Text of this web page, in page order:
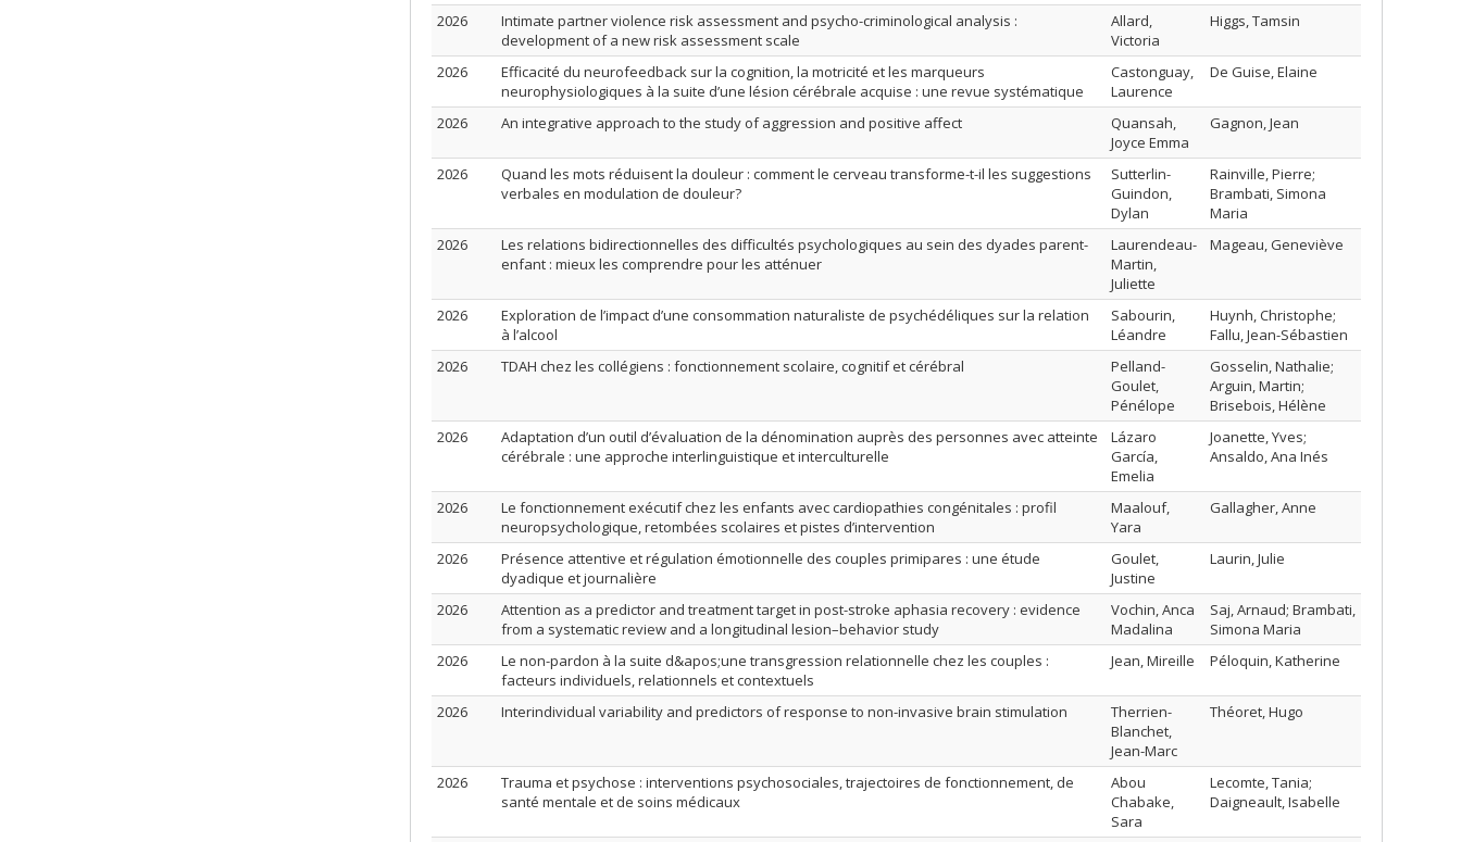
2026
Intimate partner violence risk assessment and psycho-criminological analysis :
development of a new risk assessment scale
Allard,
Victoria
Higgs, Tamsin
2026
Efficacité du neurofeedback sur la cognition, la motricité et les marqueurs
neurophysiologiques à la suite d’une lésion cérébrale acquise : une revue systématique
Castonguay,
Laurence
De Guise, Elaine
2026 An integrative approach to the study of aggression and positive affect
Quansah,
Joyce Emma
Gagnon, Jean
2026
Quand les mots réduisent la douleur : comment le cerveau transforme-t-il les suggestions
verbales en modulation de douleur?
Sutterlin-
Guindon,
Dylan
Rainville, Pierre;
Brambati, Simona
Maria
2026
Les relations bidirectionnelles des difficultés psychologiques au sein des dyades parent-
enfant : mieux les comprendre pour les atténuer
Laurendeau-
Martin,
Juliette
Mageau, Geneviève
2026
Exploration de l’impact d’une consommation naturaliste de psychédéliques sur la relation
à l’alcool
Sabourin,
Léandre
Huynh, Christophe;
Fallu, Jean-Sébastien
2026
TDAH chez les collégiens : fonctionnement scolaire, cognitif et cérébral
Pelland-
Goulet,
Pénélope
Gosselin, Nathalie;
Arguin, Martin;
Brisebois, Hélène
2026
Adaptation d’un outil d’évaluation de la dénomination auprès des personnes avec atteinte
cérébrale : une approche interlinguistique et interculturelle
Lázaro
García,
Emelia
Joanette, Yves;
Ansaldo, Ana Inés
2026
Le fonctionnement exécutif chez les enfants avec cardiopathies congénitales : profil
neuropsychologique, retombées scolaires et pistes d’intervention
Maalouf,
Yara
Gallagher, Anne
2026
Présence attentive et régulation émotionnelle des couples primipares : une étude
dyadique et journalière
Goulet,
Justine
Laurin, Julie
2026
Attention as a predictor and treatment target in post-stroke aphasia recovery : evidence
from a systematic review and a longitudinal lesion–behavior study
Vochin, Anca
Madalina
Saj, Arnaud; Brambati,
Simona Maria
2026
Le non-pardon à la suite d&apos;une transgression relationnelle chez les couples :
facteurs individuels, relationnels et contextuels
Jean, Mireille Péloquin, Katherine
2026 Interindividual variability and predictors of response to non-invasive brain stimulation
Therrien-
Blanchet,
Jean-Marc
Théoret, Hugo
2026
Trauma et psychose : interventions psychosociales, trajectoires de fonctionnement, de
santé mentale et de soins médicaux
Abou
Chabake,
Sara
Lecomte, Tania;
Daigneault, Isabelle